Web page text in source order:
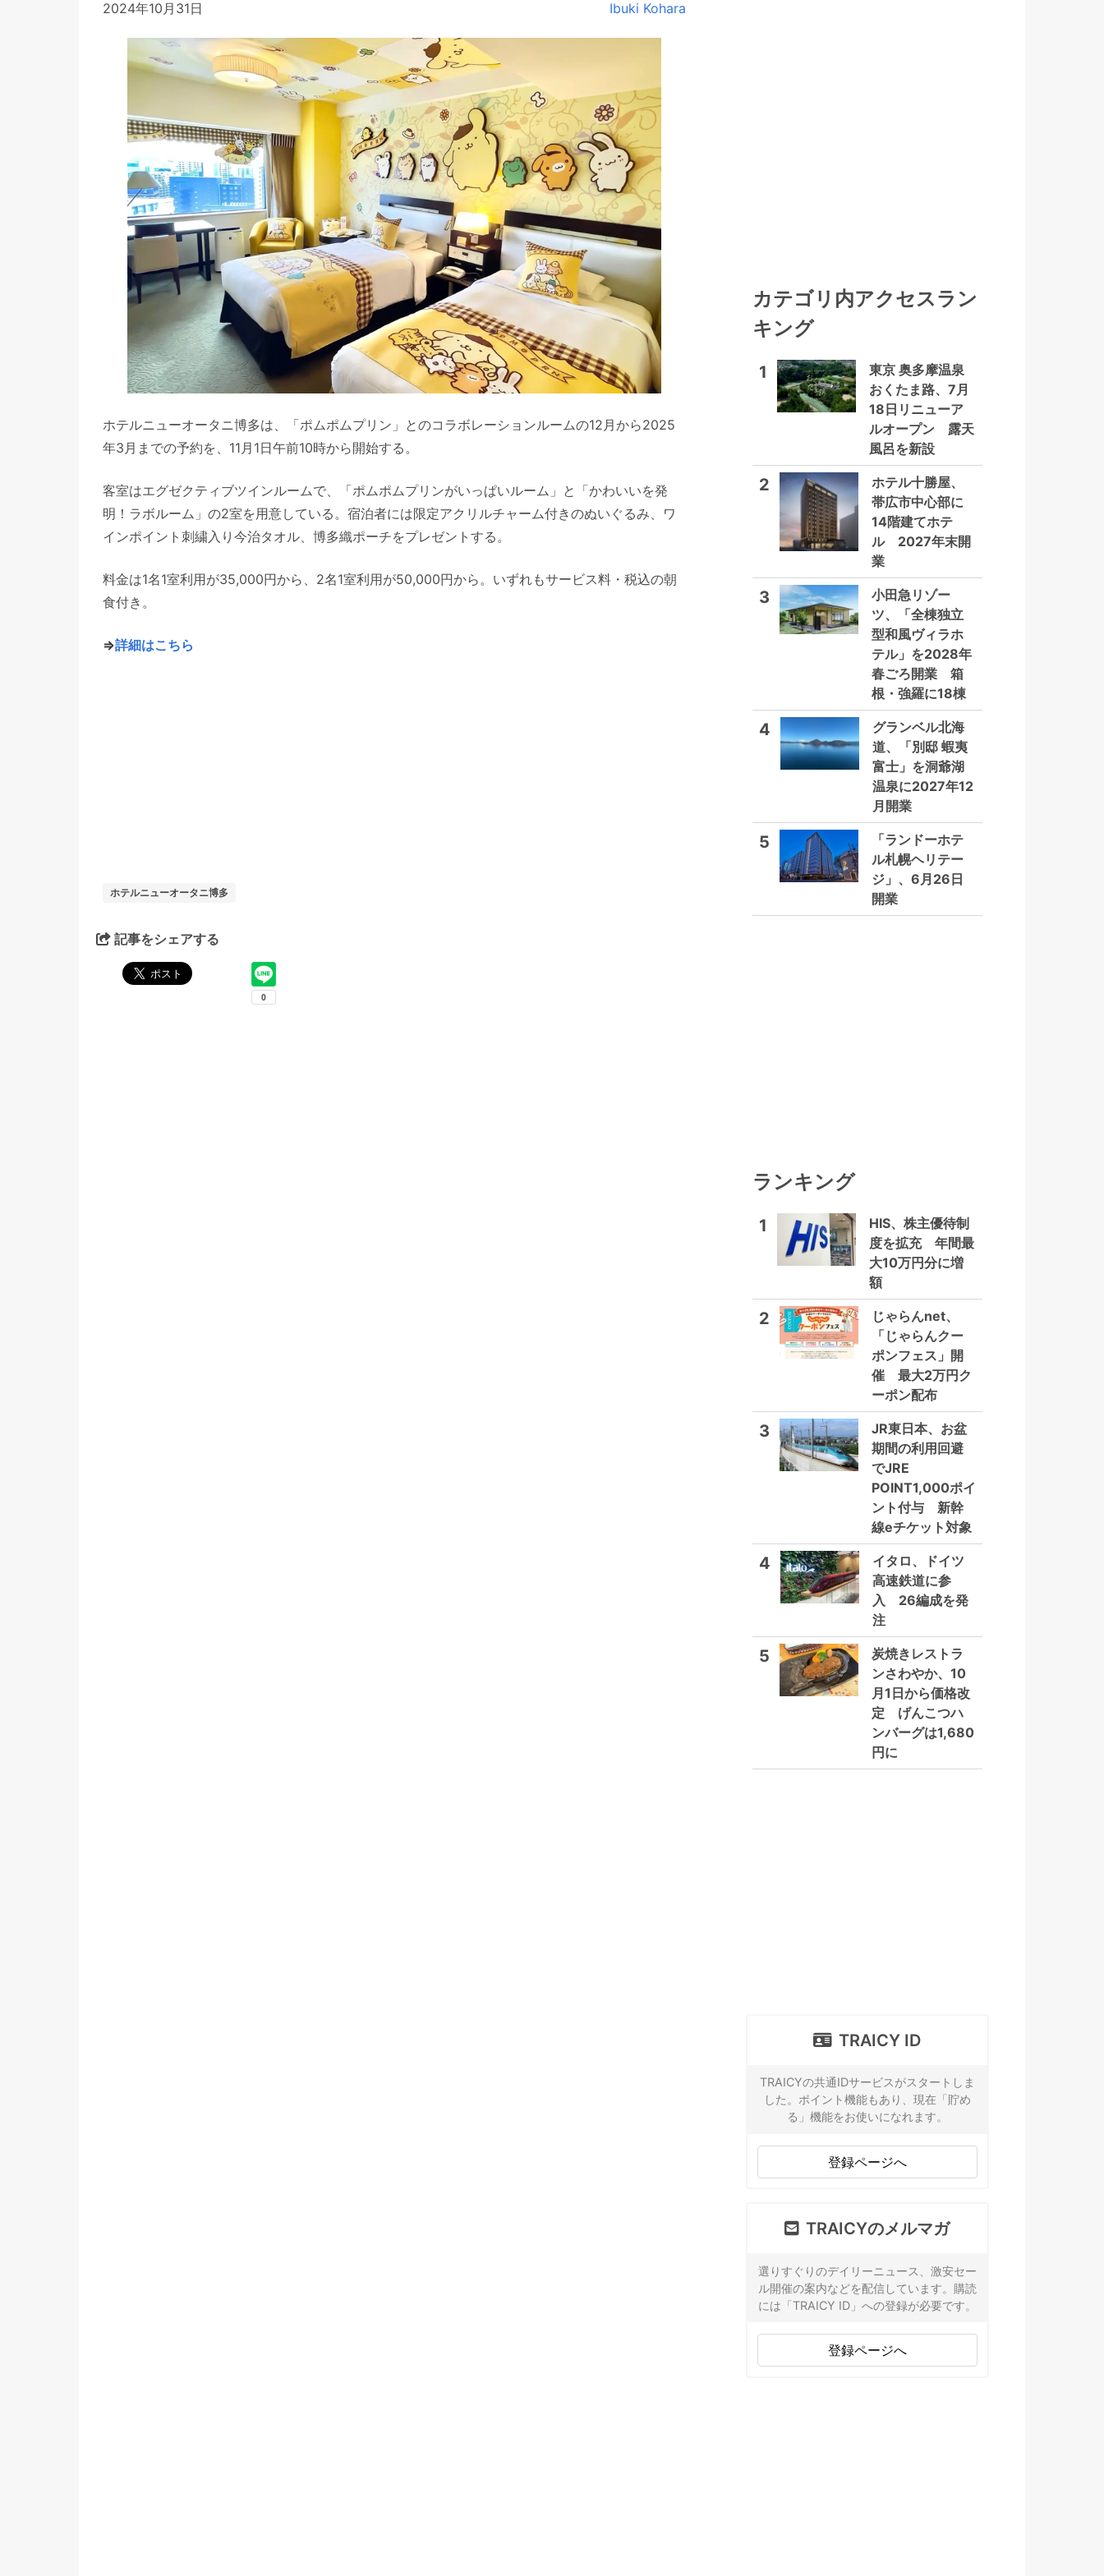
2024年10月31日 Ibuki Kohara
ホテルニューオータニ博多は、「ポムポムプリン」とのコラボレーションルームの12月から2025
年3月までの予約を、11月1日午前10時から開始する。
客室はエグゼクティブツインルームで、「ポムポムプリンがいっぱいルーム」と「かわいいを発
明！ラボルーム」の2室を用意している。宿泊者には限定アクリルチャーム付きのぬいぐるみ、ワ
インポイント刺繍入り今治タオル、博多織ポーチをプレゼントする。
料金は1名1室利用が35,000円から、2名1室利用が50,000円から。いずれもサービス料・税込の朝
食付き。
⇒詳細はこちら
ホテルニューオータニ博多
記事をシェアする
カテゴリ内アクセスラン
キング
1
東京 奥多摩温泉
おくたま路、7月
18日リニューア
ルオープン 露天
風呂を新設
2
ホテル十勝屋、
帯広市中心部に
14階建てホテ
ル 2027年末開
業
3
小田急リゾー
ツ、「全棟独立
型和風ヴィラホ
テル」を2028年
春ごろ開業 箱
根・強羅に18棟
4
グランベル北海
道、「別邸 蝦夷
富士」を洞爺湖
温泉に2027年12
月開業
5
「ランドーホテ
ル札幌ヘリテー
ジ」、6月26日
開業
ランキング
1
HIS、株主優待制
度を拡充 年間最
大10万円分に増
額
2
じゃらんnet、
「じゃらんクー
ポンフェス」開
催 最大2万円ク
ーポン配布
3
JR東日本、お盆
期間の利用回避
でJRE
POINT1,000ポイ
ント付与 新幹
線eチケット対象
4
イタロ、ドイツ
高速鉄道に参
入 26編成を発
注
5
炭焼きレストラ
ンさわやか、10
月1日から価格改
定 げんこつハ
ンバーグは1,680
円に
TRAICY ID
TRAICYの共通IDサービスがスタートしま
した。ポイント機能もあり、現在「貯め
る」機能をお使いになれます。
登録ページへ
TRAICYのメルマガ
選りすぐりのデイリーニュース、激安セー
ル開催の案内などを配信しています。購読
には「TRAICY ID」への登録が必要です。
登録ページへ